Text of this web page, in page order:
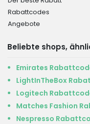
Rabattcodes
Angebote
Beliebte shops,
Emirates
LightInTheBox
Logitech
Matches Fashion
Nespresso